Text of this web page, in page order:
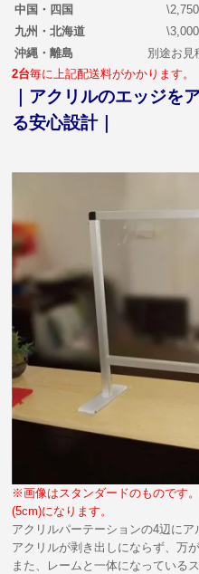
中国・四国
\2,750
九州・北海道
\3,000
沖縄・離島
別途お見
2台毎に上記配送料がかかります。
｜アクリルのエッジを
る安心設計｜
※画像はスタンダードのものです
(5cm)になります。
アクリルパーテーションの4辺にア
アクリルが剥き出しにならず、万
また、レームと一体になっている